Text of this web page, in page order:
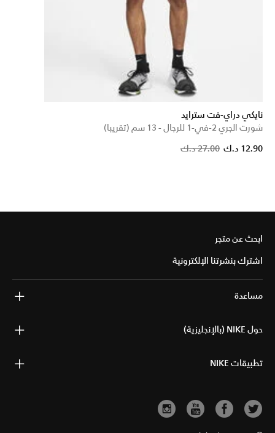
نايكي دراي-فت سترايد
شورت الجري 2-في-1 للرجال - 13 سم (تقريبا)
Price reduced from
27.00 د.ك to 12.90 د.ك
ابحث عن متجر
اشترك بنشرتنا الإلكترونية
مساعدة
حول NIKE (بالإنجليزية)
تطبيقات NIKE